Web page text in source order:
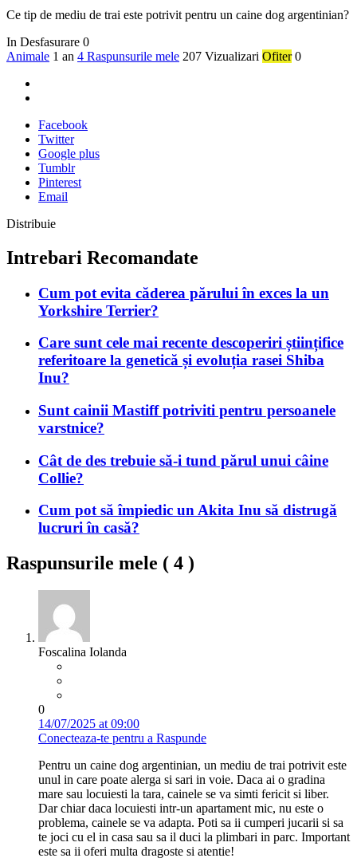
Ce tip de mediu de trai este potrivit pentru un caine dog argentinian?
In Desfasurare 0
Animale 1 an 4 Raspunsurile mele 207 Vizualizari Ofiter 0
Facebook
Twitter
Google plus
Tumblr
Pinterest
Email
Distribuie
Intrebari Recomandate
Cum pot evita căderea părului în exces la un
Yorkshire Terrier?
Care sunt cele mai recente descoperiri științifice
referitoare la genetică și evoluția rasei Shiba
Inu?
Sunt cainii Mastiff potriviti pentru persoanele
varstnice?
Cât de des trebuie să-i tund părul unui câine
Collie?
Cum pot să împiedic un Akita Inu să distrugă
lucruri în casă?
Raspunsurile mele ( 4 )
Foscalina Iolanda
0
14/07/2025 at 09:00
Conecteaza-te pentru a Raspunde
Pentru un caine dog argentinian, un mediu de trai potrivit este
unul in care poate alerga si sari in voie. Daca ai o gradina
mare sau locuiesti la tara, cainele se va simti fericit si liber.
Dar chiar daca locuiesti intr-un apartament mic, nu este o
problema, cainele se va adapta. Poti sa ii cumperi jucarii si sa
te joci cu el in casa sau sa il duci la plimbari in parc. Important
este sa ii oferi multa dragoste si atentie!